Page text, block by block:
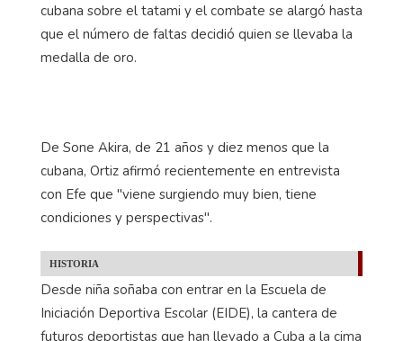
cubana sobre el tatami y el combate se alargó hasta
que el número de faltas decidió quien se llevaba la
medalla de oro.
De Sone Akira, de 21 años y diez menos que la
cubana, Ortiz afirmó recientemente en entrevista
con Efe que "viene surgiendo muy bien, tiene
condiciones y perspectivas".
HISTORIA
Desde niña soñaba con entrar en la Escuela de
Iniciación Deportiva Escolar (EIDE), la cantera de
futuros deportistas que han llevado a Cuba a la cima